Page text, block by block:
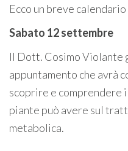
Ecco un breve
Sabato 12 settembre
Il Dott. Cosimo Violante
appuntamento che avrà
scoprire e comprendere
piante può avere sul
metabolica.